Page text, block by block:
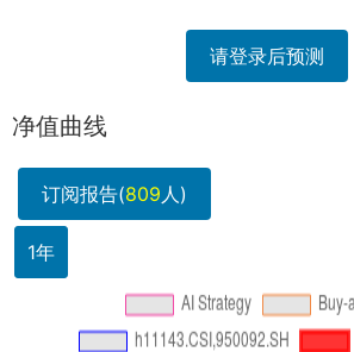
请登录后预测
净值曲线
订阅报告(809人)
1年